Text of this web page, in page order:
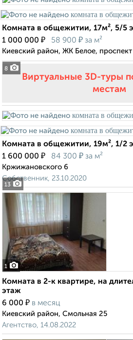
8
Комната в общежитии, 17м², 5/5
1 000 000 ₽ 58 900 ₽ за м²
Киевский район, ЖК Белое,
Виртуальные 3D-туры
местам
13
Комната в общежитии, 19м², 1/2
1 600 000 ₽ 84 300 ₽ за м²
Кржижановского 6
Собственник, 23.10.2020
1
Комната в 2-к квартире, на
этаж
6 000 ₽ в месяц
Киевский район, Смольная 25
Агентство, 14.08.2022